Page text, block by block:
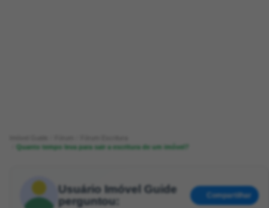
Quanto tempo leva para sair a escritura de um imóvel?
Usuário Imóvel Guide
perguntou:
Compartilhar